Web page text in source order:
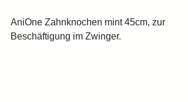
AniOne Zahnknochen mint 45cm, zur
Beschäftigung im Zwinger.